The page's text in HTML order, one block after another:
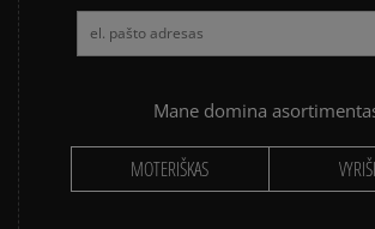
Mane domina
MOTERIŠKAS